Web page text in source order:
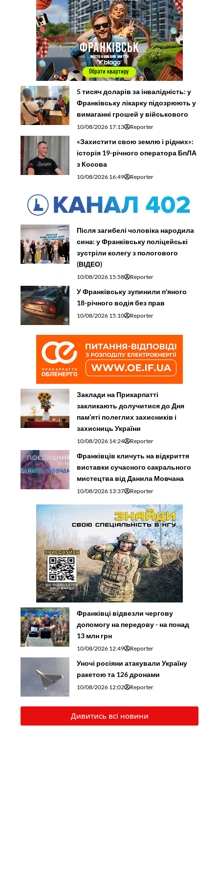
5 тисяч доларів за інвалідність: у
Франківську лікарку підозрюють у
вимаганні грошей у військового
10/08/2026 17:13 Reporter
«Захистити свою землю і рідних»:
історія 19-річного оператора БпЛА
з Косова
10/08/2026 16:49 Reporter
Після загибелі чоловіка народила
сина: у Франківську поліцейські
зустріли колегу з пологового
(ВІДЕО)
10/08/2026 15:58 Reporter
У Франківську зупинили п'яного
18-річного водія без прав
10/08/2026 15:10 Reporter
Заклади на Прикарпатті
закликають долучитися до Дня
пам’яті полеглих захисників і
захисниць України
10/08/2026 14:24 Reporter
Франківців кличуть на відкриття
виставки сучасного сакрального
мистецтва від Данила Мовчана
10/08/2026 13:37 Reporter
Франківці відвезли чергову
допомогу на передову - на понад
13 млн грн
10/08/2026 12:49 Reporter
Уночі росіяни атакували Україну
ракетою та 126 дронами
10/08/2026 12:02 Reporter
Дивитись всі новини